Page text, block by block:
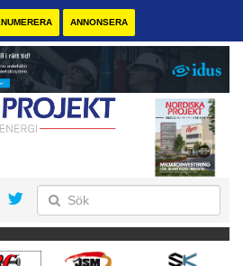
ANNONSERA